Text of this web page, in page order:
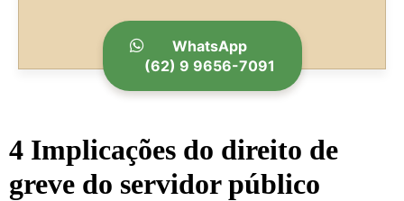
WhatsApp
(62) 9 9656-7091
4 Implicações do direito de
greve do servidor público